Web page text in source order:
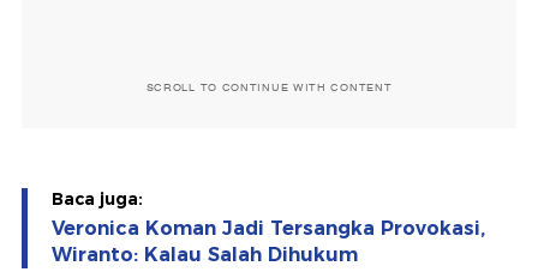
SCROLL TO CONTINUE WITH CONTENT
Baca juga:
Veronica Koman Jadi Tersangka Provokasi,
Wiranto: Kalau Salah Dihukum